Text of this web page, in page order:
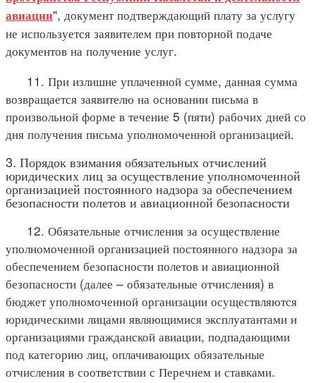
авиации", документ подтверждающий плату за услугу
не используется заявителем при повторной подаче
документов на получение услуг.
11. При излишне уплаченной сумме, данная сумма
возвращается заявителю на основании письма в
произвольной форме в течение 5 (пяти) рабочих дней со
дня получения письма уполномоченной организацией.
3. Порядок взимания обязательных отчислений
юридических лиц за осуществление уполномоченной
организацией постоянного надзора за обеспечением
безопасности полетов и авиационной безопасности
12. Обязательные отчисления за осуществление
уполномоченной организацией постоянного надзора за
обеспечением безопасности полетов и авиационной
безопасности (далее – обязательные отчисления) в
бюджет уполномоченной организации осуществляются
юридическими лицами являющимися эксплуатантами и
организациями гражданской авиации, подпадающими
под категорию лиц, оплачивающих обязательные
отчисления в соответствии с Перечнем и ставками.